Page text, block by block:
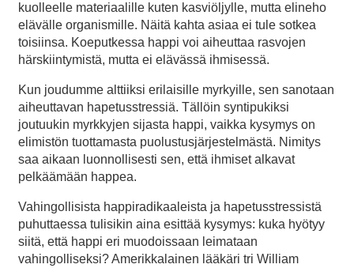
kuolleelle materiaalille kuten kasviöljylle, mutta elineho
elävälle organismille. Näitä kahta asiaa ei tule sotkea
toisiinsa. Koeputkessa happi voi aiheuttaa rasvojen
härskiintymistä, mutta ei elävässä ihmisessä.
Kun joudumme alttiiksi erilaisille myrkyille, sen sanotaan
aiheuttavan hapetusstressiä. Tällöin syntipukiksi
joutuukin myrkkyjen sijasta happi, vaikka kysymys on
elimistön tuottamasta puolustusjärjestelmästä. Nimitys
saa aikaan luonnollisesti sen, että ihmiset alkavat
pelkäämään happea.
Vahingollisista happiradikaaleista ja hapetusstressistä
puhuttaessa tulisikin aina esittää kysymys: kuka hyötyy
siitä, että happi eri muodoissaan leimataan
vahingolliseksi? Amerikkalainen lääkäri tri William